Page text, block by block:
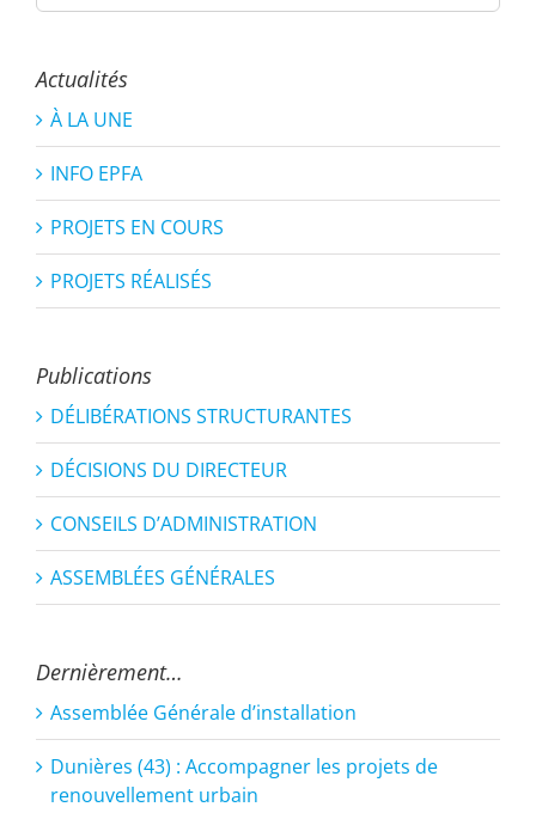
Actualités
À LA UNE
INFO EPFA
PROJETS EN COURS
PROJETS RÉALISÉS
Publications
DÉLIBÉRATIONS STRUCTURANTES
DÉCISIONS DU DIRECTEUR
CONSEILS D’ADMINISTRATION
ASSEMBLÉES GÉNÉRALES
Dernièrement…
Assemblée Générale d’installation
Dunières (43) : Accompagner les projets de
renouvellement urbain